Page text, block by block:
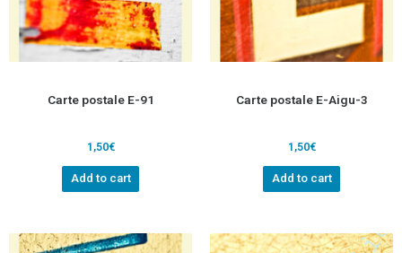
Carte postale E-91
1,50€
Add to cart
Carte postale E-Aigu-3
1,50€
Add to cart